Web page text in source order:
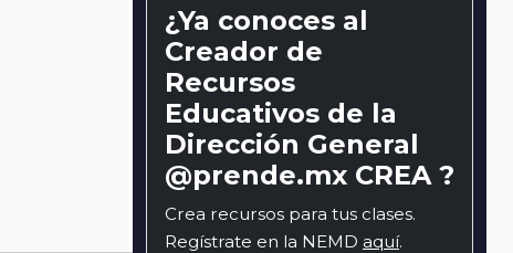
¿Ya conoces al
Creador de
Recursos
Educativos de la
Dirección General
@prende.mx CREA ?
Crea recursos para tus clases.
Regístrate en la NEMD aquí.